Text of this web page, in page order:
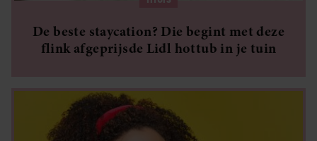
De beste staycation? Die begint met deze
flink afgeprijsde Lidl hottub in je tuin